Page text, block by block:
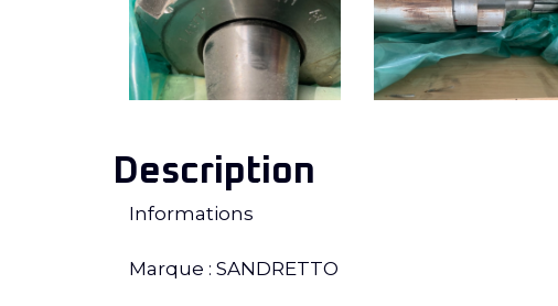
Description
Informations
Marque : SANDRETTO